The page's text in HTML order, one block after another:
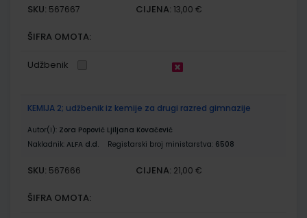
SKU: 567667 CIJENA: 13,00 €
ŠIFRA OMOTA:
Udžbenik
KEMIJA 2; udžbenik iz kemije za drugi razred gimnazije
Autor(i): Zora Popović Ljiljana Kovačević
Nakladnik: ALFA d.d. Registarski broj ministarstva: 6508
SKU: 567666 CIJENA: 21,00 €
ŠIFRA OMOTA: